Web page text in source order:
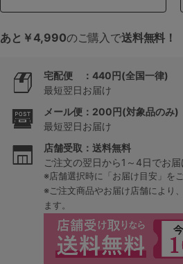
あと￥4,990のご購入で送料無料！
宅配便 ：440円(全国一律)
最短翌日お届け
メール便：200円(対象品のみ)
最短翌日お届け
店舗受取：送料無料
ご注文の翌日から1～4日でお届
※店舗選択時に「お届け目安」を
※ご注文商品やお届け店舗により
ます。